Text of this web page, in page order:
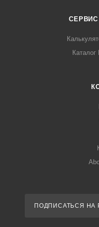
ПОДПИСАТЬСЯ НА